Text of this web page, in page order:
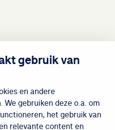
gebruik van
en andere
gebruiken deze o.a. om
het gebruik van
relevante content en